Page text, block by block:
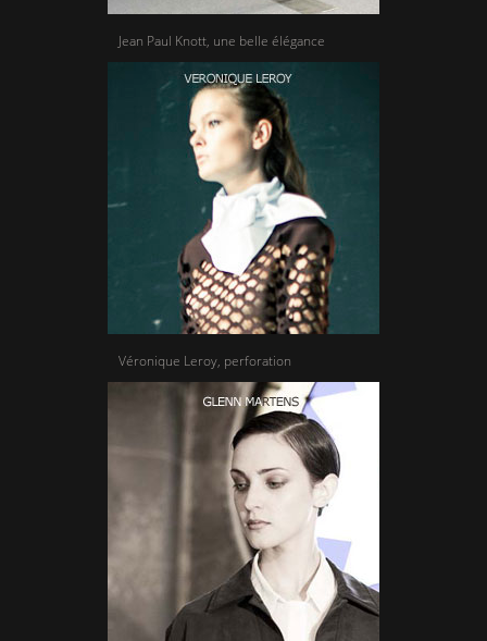
Jean Paul Knott, une belle élégance
Véronique Leroy, perforation